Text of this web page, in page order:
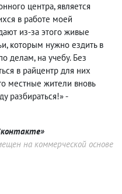
центра, является
в работе моей
из‑за этого живые
которым нужно ездить в
делам, на учебу. Без
в райцентр для них
местные жители вновь
разбираться!» -
на коммерческой основе